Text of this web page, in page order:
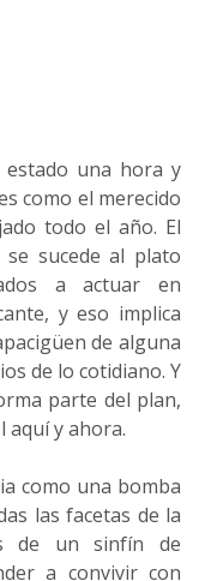
una hora y
como el merecido
todo el año. El
sucede al plato
a actuar en
y eso implica
de alguna
de lo cotidiano. Y
parte del plan,
aquí y ahora.
como una bomba
las facetas de la
de un sinfín de
a convivir con